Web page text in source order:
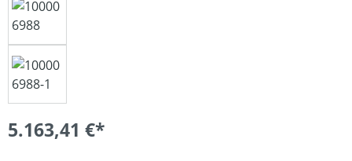
5.163,41 €*